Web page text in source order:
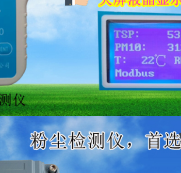
华德林官网/粉尘浓度仪/高温型
分体式粉尘浓度仪
型号：WKD-
取得国家粉尘防爆证书，电气防
分体式
粉尘浓度仪概述
WKD-6-F系列粉尘浓度仪测量装
录和数据累积。本监测系统工作原理